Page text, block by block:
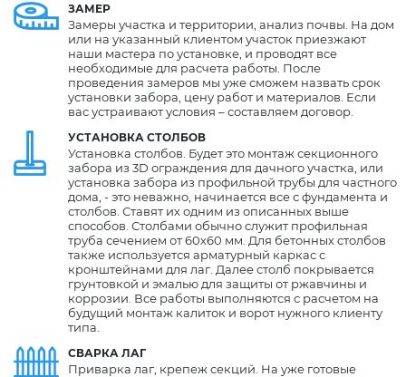
ЗАМЕР
УСТАНОВКА СТОЛБОВ
СВАРКА ЛАГ
Замеры участка и территории, анализ почвы. На дом
или на указанный клиентом участок приезжают
наши мастера по установке, и проводят все
необходимые для расчета работы. После
проведения замеров мы уже сможем назвать срок
установки забора, цену работ и материалов. Если
вас устраивают условия – составляем договор.
Установка столбов. Будет это монтаж секционного
забора из 3D ограждения для дачного участка, или
установка забора из профильной трубы для частного
дома, - это неважно, начинается все с фундамента и
столбов. Ставят их одним из описанных выше
способов. Столбами обычно служит профильная
труба сечением от 60х60 мм. Для бетонных столбов
также используется арматурный каркас с
кронштейнами для лаг. Далее столб покрывается
грунтовкой и эмалью для защиты от ржавчины и
коррозии. Все работы выполняются с расчетом на
будущий монтаж калиток и ворот нужного клиенту
типа.
Приварка лаг, крепеж секций. На уже готовые